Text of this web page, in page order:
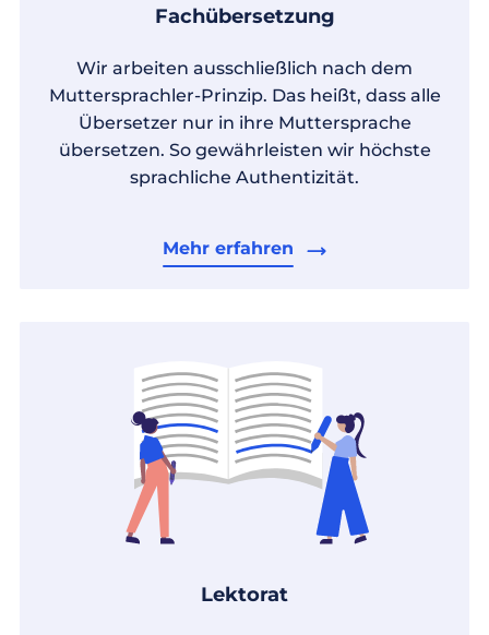
Fachübersetzung
Wir arbeiten ausschließlich nach dem
Muttersprachler-Prinzip. Das heißt, dass alle
Übersetzer nur in ihre Muttersprache
übersetzen. So gewährleisten wir höchste
sprachliche Authentizität.
Mehr erfahren
Lektorat